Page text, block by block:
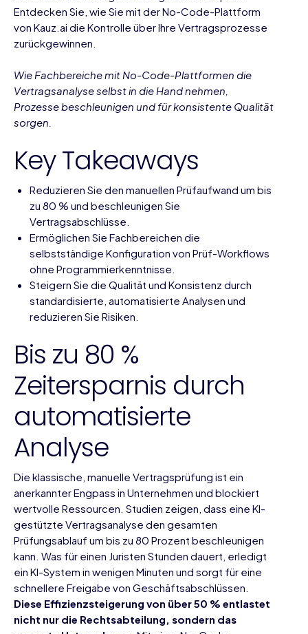
Entdecken Sie, wie Sie mit der No-Code-Plattform
von Kauz.ai die Kontrolle über Ihre Vertragsprozesse
zurückgewinnen.
Wie Fachbereiche mit No-Code-Plattformen die
Vertragsanalyse selbst in die Hand nehmen,
Prozesse beschleunigen und für konsistente Qualität
sorgen.
Key Takeaways
Reduzieren Sie den manuellen Prüfaufwand um bis
zu 80 % und beschleunigen Sie
Vertragsabschlüsse.
Ermöglichen Sie Fachbereichen die
selbstständige Konfiguration von Prüf-Workflows
ohne Programmierkenntnisse.
Steigern Sie die Qualität und Konsistenz durch
standardisierte, automatisierte Analysen und
reduzieren Sie Risiken.
Bis zu 80 %
Zeitersparnis durch
automatisierte
Analyse
Die klassische, manuelle Vertragsprüfung ist ein
anerkannter Engpass in Unternehmen und blockiert
wertvolle Ressourcen. Studien zeigen, dass eine KI-
gestützte Vertragsanalyse den gesamten
Prüfungsablauf um bis zu 80 Prozent beschleunigen
kann. Was für einen Juristen Stunden dauert, erledigt
ein KI-System in wenigen Minuten und sorgt für eine
schnellere Freigabe von Geschäftsabschlüssen.
Diese Effizienzsteigerung von über 50 % entlastet
nicht nur die Rechtsabteilung, sondern das